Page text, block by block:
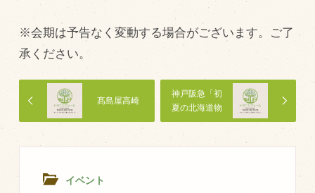
イベント
※会期は予告なく変動する場合がございます。ご了
承ください。
神戸阪急「初
夏の北海道物
産大会」
髙島屋高崎
お知らせ
お客様の声
オリジナル投稿レシピ
十勝帯広の観光
採用情報